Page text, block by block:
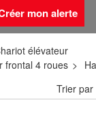
mon alerte
élévateur
frontal 4 roues
Trier par